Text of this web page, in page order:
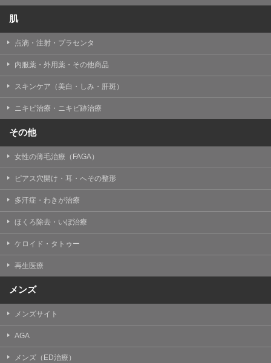
事業上の必要性等に応じて、改定される場合がありま
す。
掲載したときをもって効力を生じるものとします。
肌
点滴・注射・プラセンタ
内服薬・外用薬・その他商品
スキンケア（美白・しみ・肝斑）
ニキビ治療・ニキビ跡治療
その他
女性の薄毛治療（FAGA）
ピアス穴開け・耳・へその整形
多汗症・わきが治療
ほくろ除去・いぼ治療
ケロイド・タトゥー
再生医療
メンズ
メンズサイト
AGA
メンズ（ED治療）